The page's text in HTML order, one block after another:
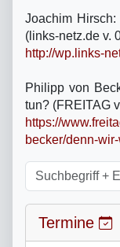
Joachim
(links-netz.de v.
http://wp.links-
Philipp von
tun? (FREITAG
https://
becker/denn-
Termine